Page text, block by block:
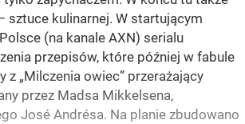
sztuce kulinarnej. W startującym
(na kanale AXN) serialu
przepisów, które później w fabule
z „Milczenia owiec” przerażający
przez Madsa Mikkelsena,
José Andrésa. Na planie zbudowano